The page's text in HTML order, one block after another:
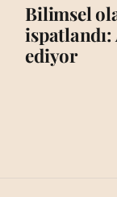
Bilimsel
ediyor